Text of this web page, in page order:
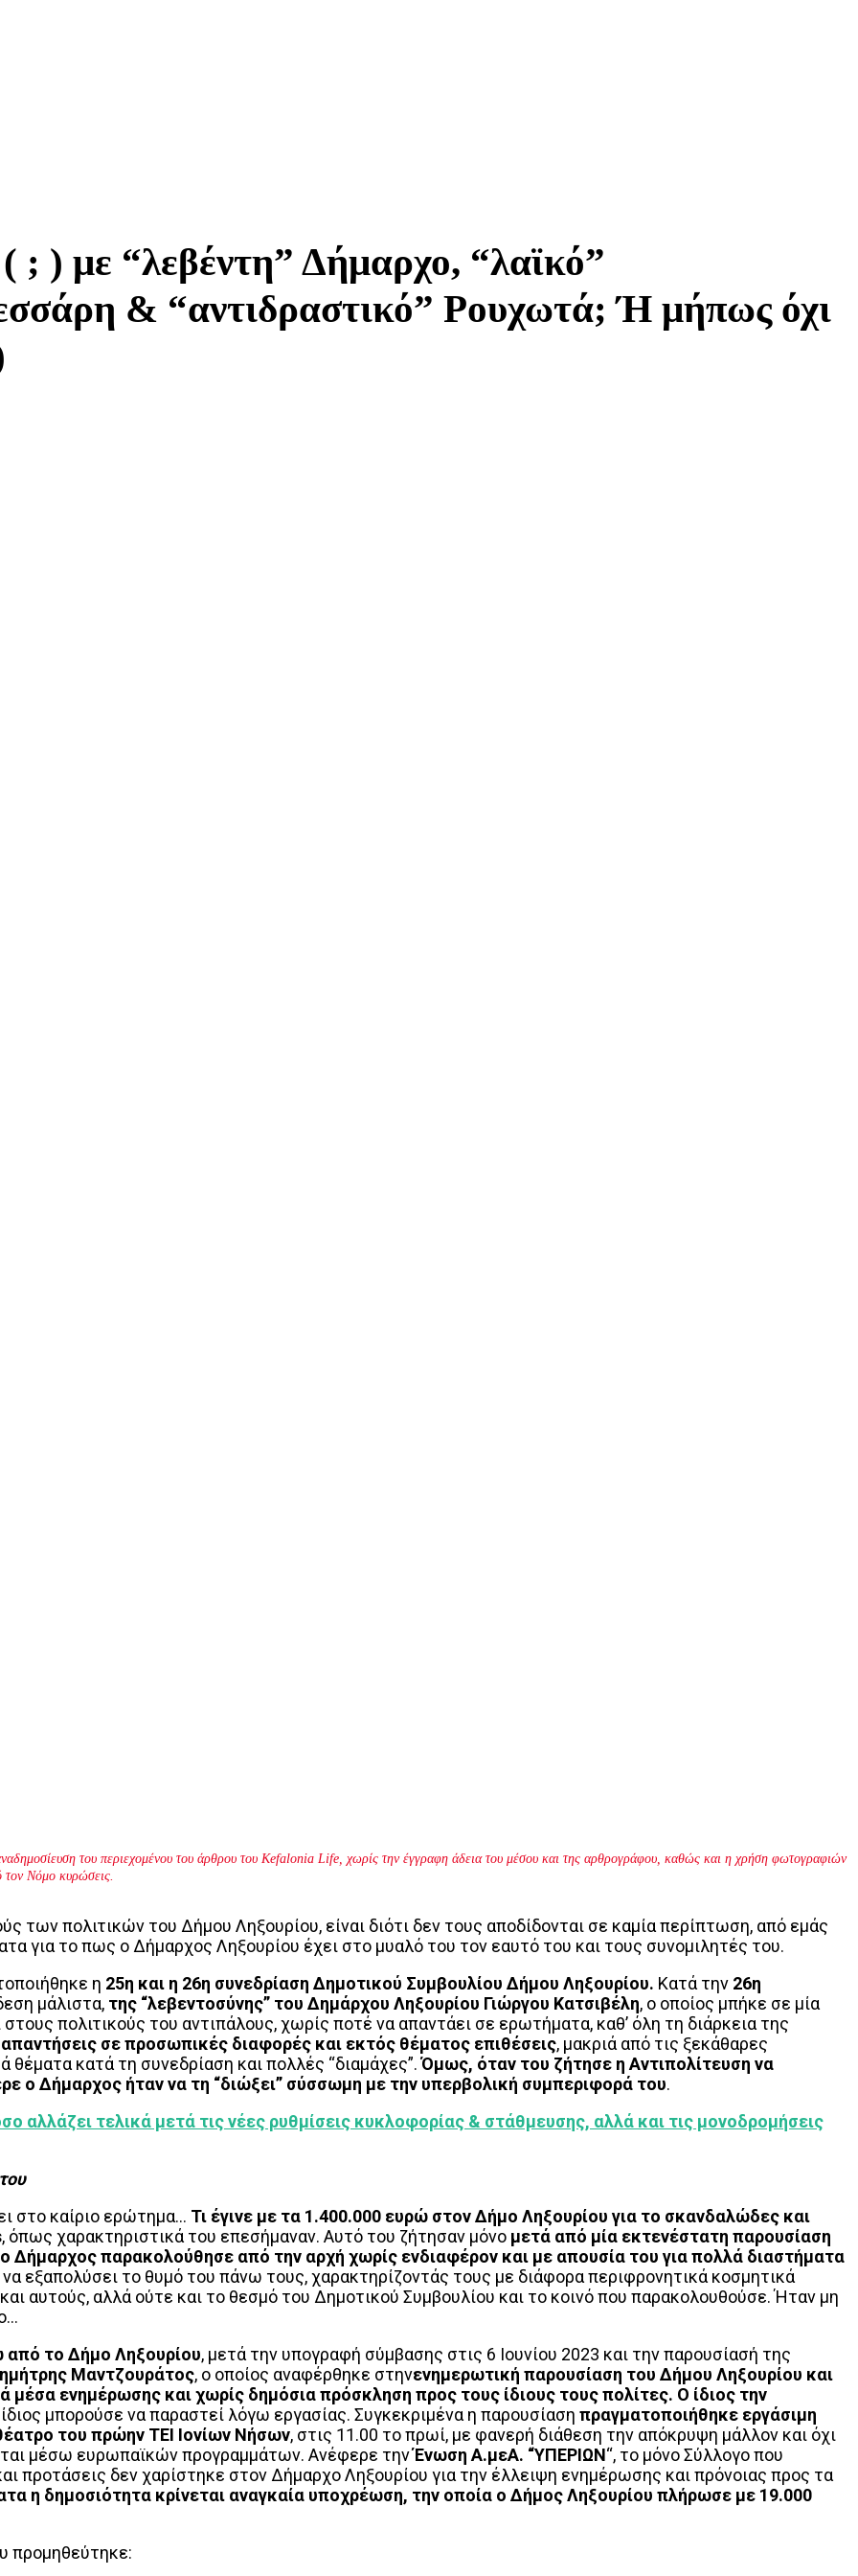
; ) με “λεβέντη” Δήμαρχο, “λαϊκό”
& “αντιδραστικό” Ρουχωτά; Ή μήπως όχι
του περιεχομένου του άρθρου του Kefalonia Life, χωρίς την έγγραφη άδεια του μέσου και της αρθρογράφου, καθώς και η χρήση φωτογραφιών
τον Νόμο κυρώσεις.
των πολιτικών του Δήμου Ληξουρίου, είναι διότι δεν τους αποδίδονται σε καμία περίπτωση, από εμάς
για το πως ο Δήμαρχος Ληξουρίου έχει στο μυαλό του τον εαυτό του και τους συνομιλητές του.
η 25η και η 26η συνεδρίαση Δημοτικού Συμβουλίου Δήμου Ληξουρίου. Κατά την 26η
μάλιστα, της “λεβεντοσύνης” του Δημάρχου Ληξουρίου Γιώργου Κατσιβέλη, ο οποίος μπήκε σε μία
στους πολιτικούς του αντιπάλους, χωρίς ποτέ να απαντάει σε ερωτήματα, καθ’ όλη τη διάρκεια της
σε προσωπικές διαφορές και εκτός θέματος επιθέσεις, μακριά από τις ξεκάθαρες
κατά τη συνεδρίαση και πολλές “διαμάχες”.Όμως, όταν του ζήτησε η Αντιπολίτευση να
ο Δήμαρχος ήταν να τη “διώξει” σύσσωμη με την υπερβολική συμπεριφορά του.
αλλάζει τελικά μετά τις νέες ρυθμίσεις κυκλοφορίας & στάθμευσης, αλλά και τις μονοδρομήσεις
στο καίριο ερώτημα… Τι έγινε με τα 1.400.000 ευρώ στον Δήμο Ληξουρίου για το σκανδαλώδες και
, όπως χαρακτηριστικά του επεσήμαναν. Αυτό του ζήτησαν μόνο μετά από μία εκτενέστατη παρουσίαση
Δήμαρχος παρακολούθησε από την αρχή χωρίς ενδιαφέρον και με απουσία του για πολλά διαστήματα
εξαπολύσει το θυμό του πάνω τους, χαρακτηρίζοντάς τους με διάφορα περιφρονητικά κοσμητικά
αυτούς, αλλά ούτε και το θεσμό του Δημοτικού Συμβουλίου και το κοινό που παρακολουθούσε. Ήταν μη
από το Δήμο Ληξουρίου, μετά την υπογραφή σύμβασης στις 6 Ιουνίου 2023 και την παρουσίασή της
Μαντζουράτος, ο οποίος αναφέρθηκε στηνενημερωτική παρουσίαση του Δήμου Ληξουρίου και
μέσα ενημέρωσης και χωρίς δημόσια πρόσκληση προς τους ίδιους τους πολίτες. Ο ίδιος την
μπορούσε να παραστεί λόγω εργασίας. Συγκεκριμένα η παρουσίαση πραγματοποιήθηκε εργάσιμη
του πρώην ΤΕΙ Ιονίων Νήσων, στις 11.00 το πρωί, με φανερή διάθεση την απόκρυψη μάλλον και όχι
μέσω ευρωπαϊκών προγραμμάτων. Ανέφερε τηνΈνωση Α.μεΑ. “ΥΠΕΡΙΩΝ“, το μόνο Σύλλογο που
προτάσεις δεν χαρίστηκε στον Δήμαρχο Ληξουρίου για την έλλειψη ενημέρωσης και πρόνοιας προς τα
η δημοσιότητα κρίνεται αναγκαία υποχρέωση, την οποία ο Δήμος Ληξουρίου πλήρωσε με 19.000
προμηθεύτηκε: